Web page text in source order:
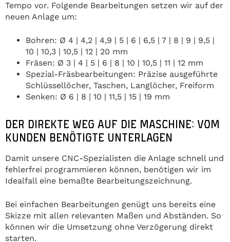
Tempo vor. Folgende Bearbeitungen setzen wir auf der
neuen Anlage um:
Bohren: Ø 4 | 4,2 | 4,9 | 5 | 6 | 6,5 | 7 | 8 | 9 | 9,5 |
10 | 10,3 | 10,5 | 12 | 20 mm
Fräsen: Ø 3 | 4 | 5 | 6 | 8 | 10 | 10,5 | 11 | 12 mm
Spezial-Fräsbearbeitungen: Präzise ausgeführte
Schlüssellöcher, Taschen, Langlöcher, Freiform
Senken: Ø 6 | 8 | 10 | 11,5 | 15 | 19 mm
DER DIREKTE WEG AUF DIE MASCHINE: VOM
KUNDEN BENÖTIGTE UNTERLAGEN
Damit unsere CNC-Spezialisten die Anlage schnell und
fehlerfrei programmieren können, benötigen wir im
Idealfall eine bemaßte Bearbeitungszeichnung.
Bei einfachen Bearbeitungen genügt uns bereits eine
Skizze mit allen relevanten Maßen und Abständen. So
können wir die Umsetzung ohne Verzögerung direkt
starten.